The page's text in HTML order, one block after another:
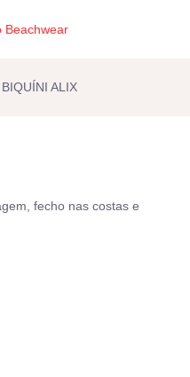
BIQUÍNI ALIX
fecho nas costas e